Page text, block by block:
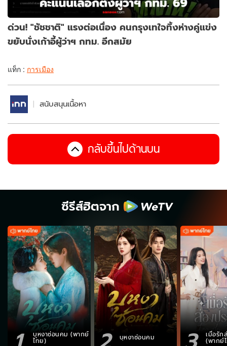
ด่วน! "ชัชชาติ" แรงต่อเนื่อง คนกรุงเทใจทิ้งห่างคู่แข่ง
ขยับนั่งเก้าอี้ผู้ว่าฯ กทม. อีกสมัย
แท็ก : การเมือง
สนับสนุนเนื้อหา
กลับขึ้นไปด้านบน
ซีรีส์ฮิตจาก
บุหงาซ่อนคม (พากย์
ไทย) บุหงาซ่อนคม เมื่อรัก
(พากย์